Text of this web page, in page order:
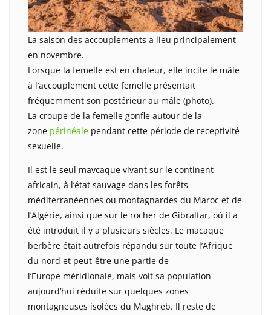
La saison des accouplements a lieu principalement
en novembre.
Lorsque la femelle est en chaleur, elle incite le mâle
à l’accouplement cette femelle présentait
fréquemment son postérieur au mâle (photo).
La croupe de la femelle gonfle autour de la
zone périnéale pendant cette période de receptivité
sexuelle.
Il est le seul mavcaque vivant sur le continent
africain, à l’état sauvage dans les forêts
méditerranéennes ou montagnardes du Maroc et de
l’Algérie, ainsi que sur le rocher de Gibraltar, où il a
été introduit il y a plusieurs siècles. Le macaque
berbère était autrefois répandu sur toute l’Afrique
du nord et peut-être une partie de
l’Europe méridionale, mais voit sa population
aujourd’hui réduite sur quelques zones
montagneuses isolées du Maghreb. Il reste de